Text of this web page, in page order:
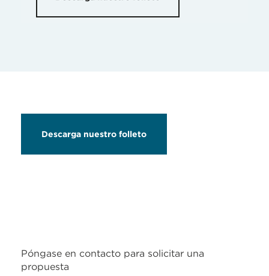
Descarga nuestro folleto
Póngase en contacto para solicitar una
propuesta